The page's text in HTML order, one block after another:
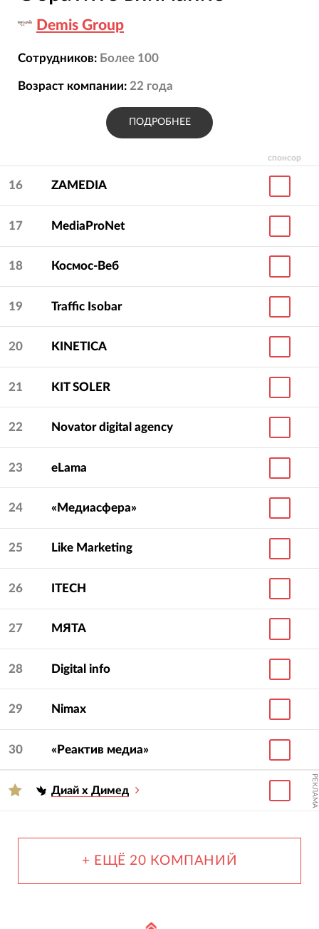
спонсор
Demis Group
Сотрудников: Более 100
Возраст компании: 22 года
ПОДРОБНЕЕ
16 ZAMEDIA
17 MediaProNet
18 Космос-Веб
19 Traffic Isobar
20 KINETICA
21 KIT SOLER
22 Novator digital agency
23 eLama
24 «Медиасфера»
25 Like Marketing
26 ITECH
27 МЯТА
28 Digital info
29 Nimax
30 «Реактив медиа»
Диай х Димед РЕКЛАМА
+ ЕЩЁ 20 КОМПАНИЙ